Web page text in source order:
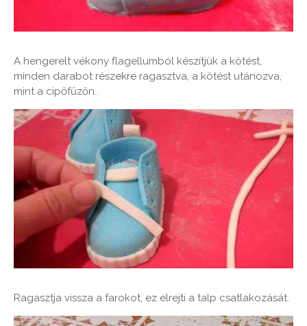
A hengerelt vékony flagellumból készítjük a kötést,
minden darabot részekre ragasztva, a kötést utánozva,
mint a cipőfűzőn..
Ragasztja vissza a farokot, ez elrejti a talp csatlakozását.